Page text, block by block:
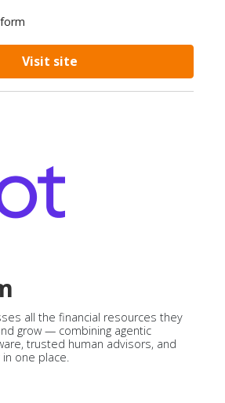
Visit site
all the financial resources they
grow — combining agentic
trusted human advisors, and
in one place.